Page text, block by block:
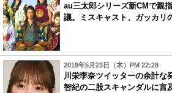
au三太郎シリーズ新CMで親
議。ミスキャスト、ガッカリ
2019年5月23日（木）PM 22:28
川栄李奈ツイッターの余計
智紀の二股スキャンダルに